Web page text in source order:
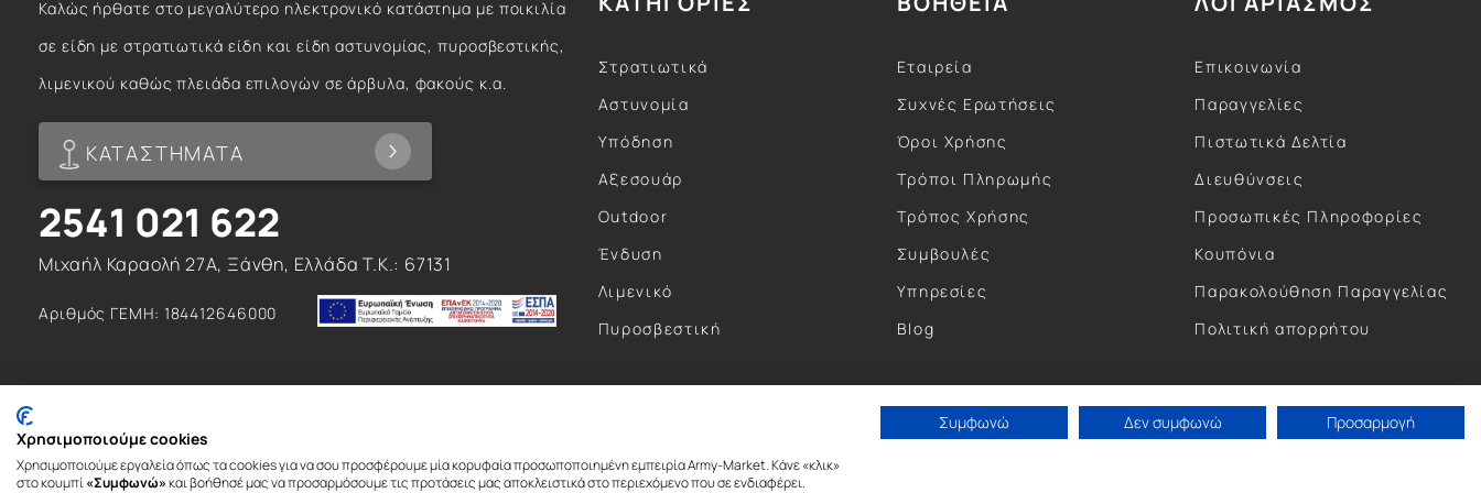
Καλώς ήρθατε στο μεγαλύτερο ηλεκτρονικό κατάστημα με ποικιλία
σε είδη με στρατιωτικά είδη και είδη αστυνομίας, πυροσβεστικής,
λιμενικού καθώς πλειάδα επιλογών σε άρβυλα, φακούς κ.α.
ΚΑΤΑΣΤΗΜΑΤΑ
2541 021 622
Μιχαήλ Καραολή 27Α, Ξάνθη, Ελλάδα T.K.: 67131
Αριθμός ΓΕΜΗ: 184412646000
Στρατιωτικά
Αστυνομία
Υπόδηση
Αξεσουάρ
Outdoor
Ένδυση
Λιμενικό
Πυροσβεστική
Εταιρεία
Συχνές Ερωτήσεις
Όροι Χρήσης
Τρόποι Πληρωμής
Τρόπος Χρήσης
Συμβουλές
Υπηρεσίες
Blog
Επικοινωνία
Παραγγελίες
Πιστωτικά Δελτία
Διευθύνσεις
Προσωπικές Πληροφορίες
Κουπόνια
Παρακολούθηση Παραγγελίας
Πολιτική απορρήτου
© 2026. All rights reserved
Χρησιμοποιούμε cookies
Χρησιμοποιούμε εργαλεία όπως τα cookies για να σου προσφέρουμε μία κορυφαία προσωποποιημένη εμπειρία Army-Market. Κάνε «κλικ»
στο κουμπί«Συμφωνώ»και βοήθησέ μας να προσαρμόσουμε τις προτάσεις μας αποκλειστικά στο περιεχόμενο που σε ενδιαφέρει.
Συμφωνώ Δεν συμφωνώ Προσαρμογή